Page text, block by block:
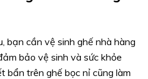
bạn cần vệ sinh ghế nhà hàng
bảo vệ sinh và sức khỏe
bẩn trên ghế bọc nỉ cũng làm